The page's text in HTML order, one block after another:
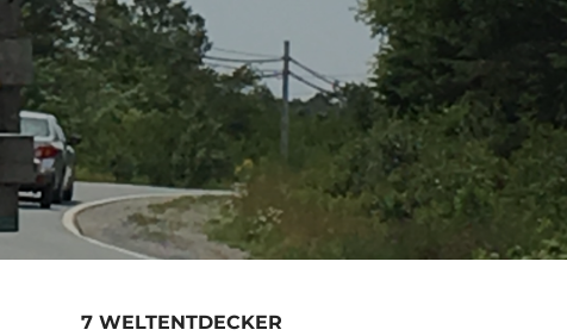
7 WELTENTDECKER